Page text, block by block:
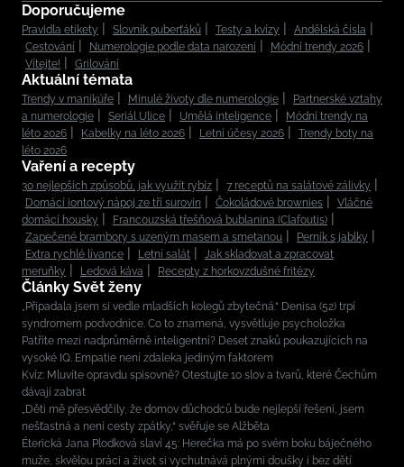
Doporučujeme
Pravidla etikety Slovník puberťáků Testy a kvízy
Andělská čísla
Cestování
Numerologie podle data narození
Módní trendy 2026
Vítejte!
Grilování
Aktuální témata
Trendy v manikúře Minulé životy dle numerologie
Partnerské vztahy
a numerologie
Seriál Ulice Umělá inteligence
Módní trendy na
léto 2026
Kabelky na léto 2026 Letní účesy 2026
Trendy boty na
léto 2026
Vaření a recepty
30 nejlepších způsobů, jak využít rybíz
7 receptů na salátové zálivky
Domácí iontový nápoj ze tří surovin
Čokoládové brownies
Vláčné
domácí housky
Francouzská třešňová bublanina (Clafoutis)
Zapečené brambory s uzeným masem a smetanou
Perník s jablky
Extra rychlé lívance
Letní salát
Jak skladovat a zpracovat
meruňky
Ledová káva Recepty z horkovzdušné fritézy
Články Svět ženy
„Připadala jsem si vedle mladších kolegů zbytečná.“ Denisa (52) trpí
syndromem podvodnice. Co to znamená, vysvětluje psycholožka
Patříte mezi nadprůměrně inteligentní? Deset znaků poukazujících na
vysoké IQ. Empatie není zdaleka jediným faktorem
Kvíz: Mluvíte opravdu spisovně? Otestujte 10 slov a tvarů, které Čechům
dávají zabrat
„Děti mě přesvědčily, že domov důchodců bude nejlepší řešení, jsem
nešťastná a není cesty zpátky,“ svěřuje se Alžběta
Éterická Jana Plodková slaví 45: Herečka má po svém boku báječného
muže, skvělou práci a život si vychutnává plnými doušky i bez dětí